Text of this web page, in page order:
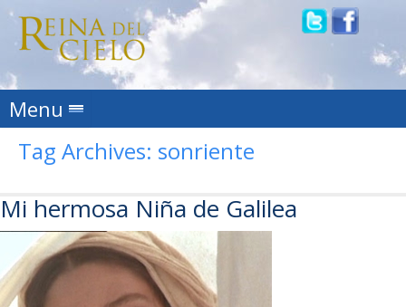
Menu Skip to content
Tag Archives: sonriente
Mi hermosa Niña de Galilea